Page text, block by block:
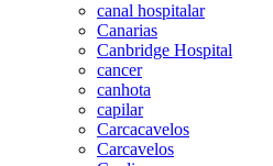
canal hospitalar
Canarias
Canbridge Hospital
cancer
canhota
capilar
Carcacavelos
Carcavelos